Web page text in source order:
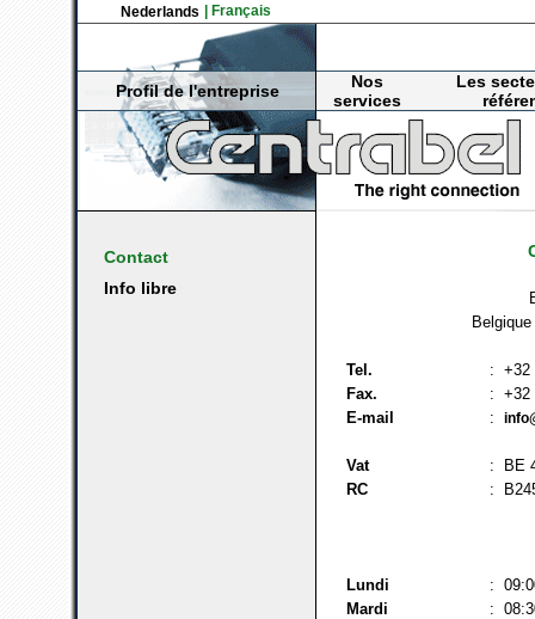
Nederlands | Français
Profil de l'entreprise
Nos
services
Les
Contact
Info libre
Tel.
: +32
Fax.
: +32
E-mail
:
Vat
: BE
RC
:
Lundi
:
Mardi
: